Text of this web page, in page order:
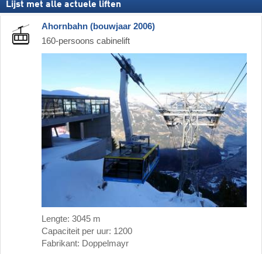
Lijst met alle actuele liften
Ahornbahn (bouwjaar 2006)
160-persoons cabinelift
Lengte: 3045 m
Capaciteit per uur: 1200
Fabrikant: Doppelmayr